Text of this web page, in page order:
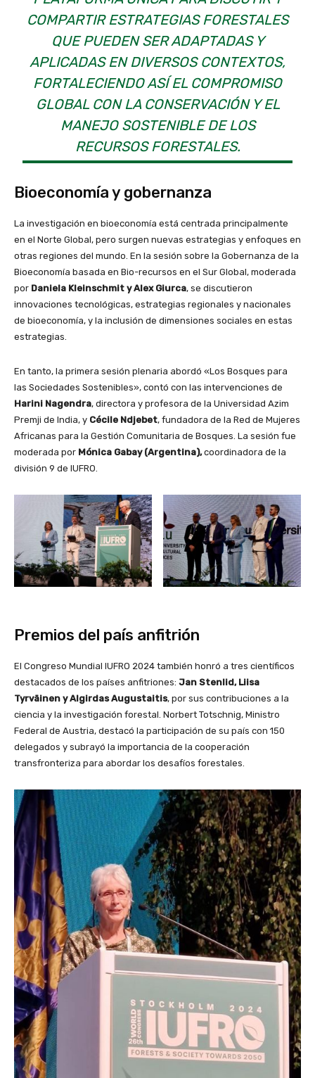
COMPARTIR ESTRATEGIAS FORESTALES
QUE PUEDEN SER ADAPTADAS Y
APLICADAS EN DIVERSOS CONTEXTOS,
FORTALECIENDO ASÍ EL COMPROMISO
GLOBAL CON LA CONSERVACIÓN Y EL
MANEJO SOSTENIBLE DE LOS
RECURSOS FORESTALES.
Bioeconomía y gobernanza
La investigación en bioeconomía está centrada principalmente
en el Norte Global, pero surgen nuevas estrategias y enfoques en
otras regiones del mundo. En la sesión sobre la Gobernanza de la
Bioeconomía basada en Bio-recursos en el Sur Global, moderada
por Daniela Kleinschmit y Alex Giurca, se discutieron
innovaciones tecnológicas, estrategias regionales y nacionales
de bioeconomía, y la inclusión de dimensiones sociales en estas
estrategias.
En tanto, la primera sesión plenaria abordó «Los Bosques para
las Sociedades Sostenibles», contó con las intervenciones de
Harini Nagendra, directora y profesora de la Universidad Azim
Premji de India, y Cécile Ndjebet, fundadora de la Red de Mujeres
Africanas para la Gestión Comunitaria de Bosques. La sesión fue
moderada por Mónica Gabay (Argentina),coordinadora de la
división 9 de IUFRO.
Premios del país anfitrión
El Congreso Mundial IUFRO 2024 también honró a tres científicos
destacados de los países anfitriones: Jan Stenlid, Liisa
Tyrväinen y Algirdas Augustaitis, por sus contribuciones a la
ciencia y la investigación forestal. Norbert Totschnig, Ministro
Federal de Austria, destacó la participación de su país con 150
delegados y subrayó la importancia de la cooperación
transfronteriza para abordar los desafíos forestales.